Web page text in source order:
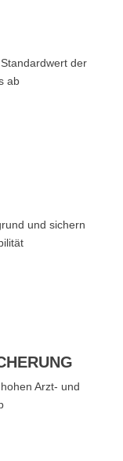
der
ab
und sichern
Arzt- und